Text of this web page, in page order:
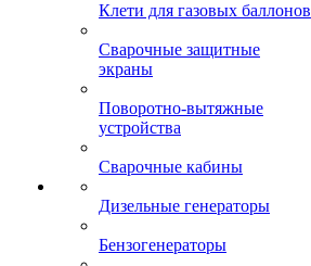
Клети для газовых баллонов
Сварочные защитные
экраны
Поворотно-вытяжные
устройства
Сварочные кабины
Дизельные генераторы
Бензогенераторы